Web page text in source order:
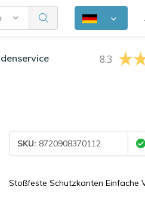
8.3
SKU: 8720908370112
Stoßfeste Schutzkanten Einfache